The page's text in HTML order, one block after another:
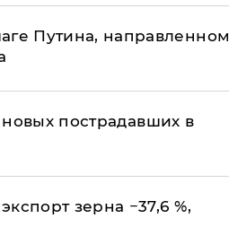
Путина, направленном
пострадавших в
зерна −37,6 %,